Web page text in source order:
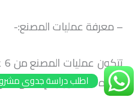
– معرفة عمليات المصنع:-
المياه حيث يجب إكمالها
اطلب دراسة جدوى